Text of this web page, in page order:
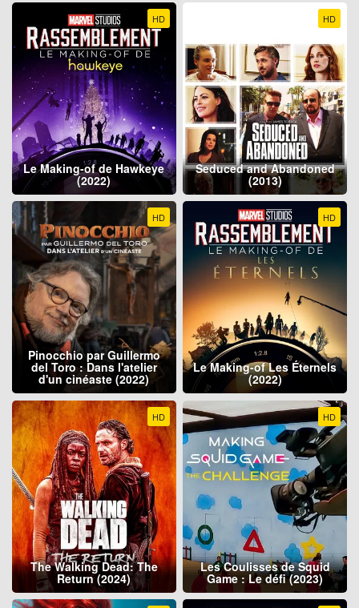
HD
Le Making-of de Hawkeye
(2022)
HD
Seduced and Abandoned
(2013)
HD
Pinocchio par Guillermo
del Toro : Dans l'atelier
d'un cinéaste (2022)
HD
Le Making-of Les Éternels
(2022)
HD
The Walking Dead: The
Return (2024)
HD
Les Coulisses de Squid
Game : Le défi (2023)